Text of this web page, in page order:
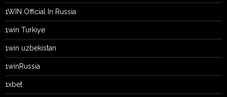
1WIN Official In Russia
1win Turkiye
1win uzbekistan
1winRussia
1xbet